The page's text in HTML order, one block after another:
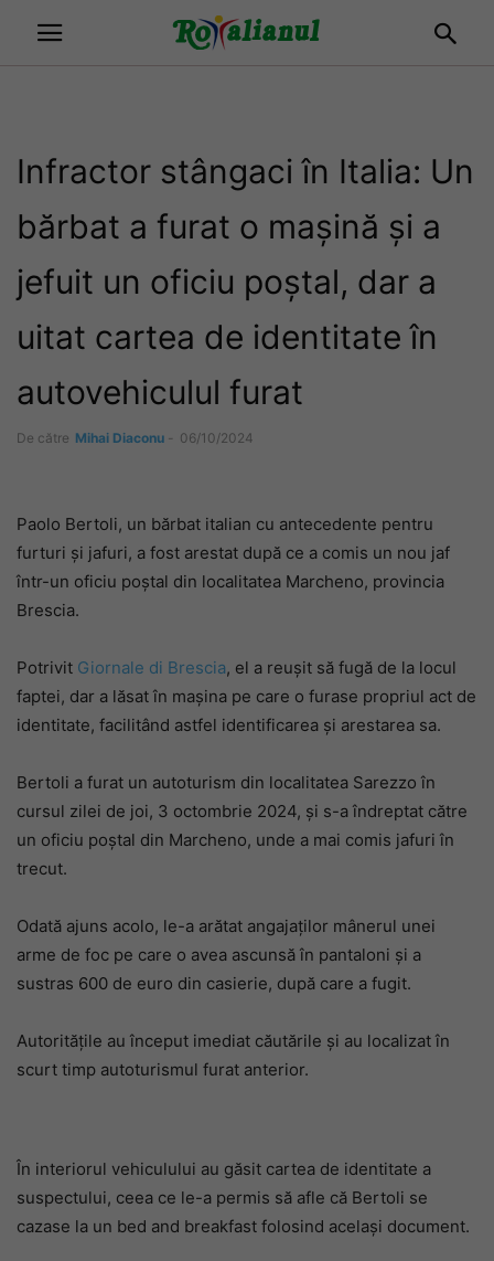
Infractor stângaci în Italia: Un
bărbat a furat o mașină și a
jefuit un oficiu poștal, dar a
uitat cartea de identitate în
autovehiculul furat
De către Mihai Diaconu - 06/10/2024
Paolo Bertoli, un bărbat italian cu antecedente pentru
furturi și jafuri, a fost arestat după ce a comis un nou jaf
într-un oficiu poștal din localitatea Marcheno, provincia
Brescia.
Potrivit Giornale di Brescia, el a reușit să fugă de la locul
faptei, dar a lăsat în mașina pe care o furase propriul act de
identitate, facilitând astfel identificarea și arestarea sa.
Bertoli a furat un autoturism din localitatea Sarezzo în
cursul zilei de joi, 3 octombrie 2024, și s-a îndreptat către
un oficiu poștal din Marcheno, unde a mai comis jafuri în
trecut.
Odată ajuns acolo, le-a arătat angajaților mânerul unei
arme de foc pe care o avea ascunsă în pantaloni și a
sustras 600 de euro din casierie, după care a fugit.
Autoritățile au început imediat căutările și au localizat în
scurt timp autoturismul furat anterior.
În interiorul vehiculului au găsit cartea de identitate a
suspectului, ceea ce le-a permis să afle că Bertoli se
cazase la un bed and breakfast folosind același document.